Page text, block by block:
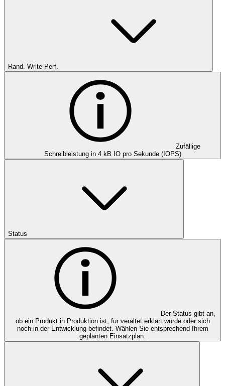
Rand. Write Perf.
Zufällige
Schreibleistung in 4 kB IO pro Sekunde (IOPS)
Status
Der Status gibt an,
ob ein Produkt in Produktion ist, für veraltet erklärt wurde oder sich
noch in der Entwicklung befindet. Wählen Sie entsprechend Ihrem
geplanten Einsatzplan.